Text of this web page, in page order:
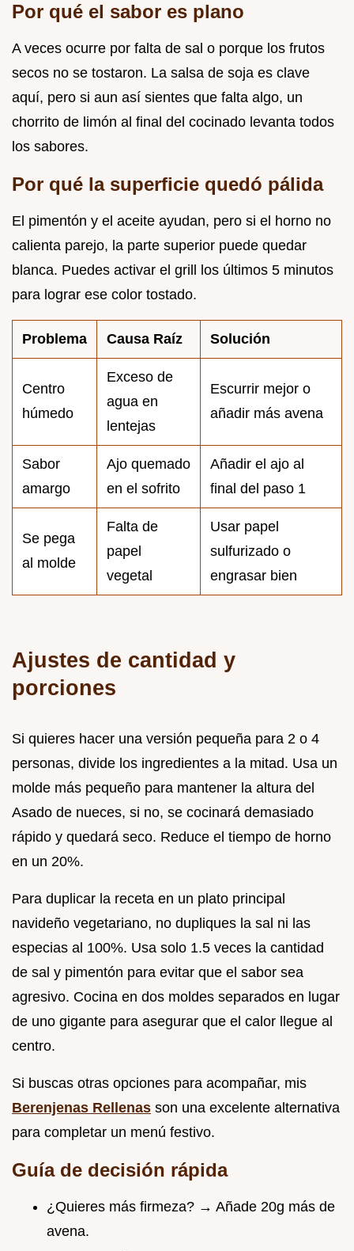
Por qué el sabor es plano
A veces ocurre por falta de sal o porque los frutos
secos no se tostaron. La salsa de soja es clave
aquí, pero si aun así sientes que falta algo, un
chorrito de limón al final del cocinado levanta todos
los sabores.
Por qué la superficie quedó pálida
El pimentón y el aceite ayudan, pero si el horno no
calienta parejo, la parte superior puede quedar
blanca. Puedes activar el grill los últimos 5 minutos
para lograr ese color tostado.
Problema Causa Raíz Solución
Centro
húmedo
Exceso de
agua en
lentejas
Escurrir mejor o
añadir más avena
Sabor
amargo
Ajo quemado
en el sofrito
Añadir el ajo al
final del paso 1
Se pega
al molde
Falta de
papel
vegetal
Usar papel
sulfurizado o
engrasar bien
Ajustes de cantidad y
porciones
Si quieres hacer una versión pequeña para 2 o 4
personas, divide los ingredientes a la mitad. Usa un
molde más pequeño para mantener la altura del
Asado de nueces, si no, se cocinará demasiado
rápido y quedará seco. Reduce el tiempo de horno
en un 20%.
Para duplicar la receta en un plato principal
navideño vegetariano, no dupliques la sal ni las
especias al 100%. Usa solo 1.5 veces la cantidad
de sal y pimentón para evitar que el sabor sea
agresivo. Cocina en dos moldes separados en lugar
de uno gigante para asegurar que el calor llegue al
centro.
Si buscas otras opciones para acompañar, mis
Berenjenas Rellenas son una excelente alternativa
para completar un menú festivo.
Guía de decisión rápida
¿Quieres más firmeza? → Añade 20g más de
avena.